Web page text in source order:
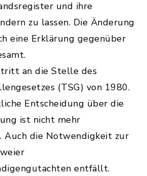
und ihre
zu lassen. Die Änderung
eine Erklärung gegenüber
tritt an die Stelle des
(TSG) von 1980.
Entscheidung über die
ist nicht mehr
Auch die Notwendigkeit zur
entfällt.